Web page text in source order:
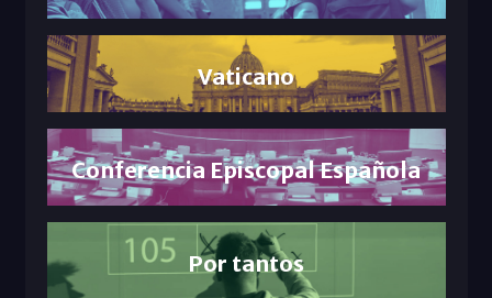
Vaticano
Conferencia Episcopal Española
Por tantos